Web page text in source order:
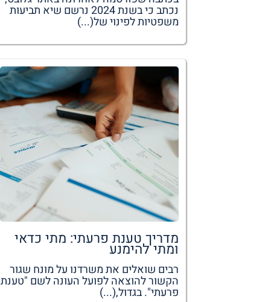
נכתב כי בשנת 2024 נרשם שיא תביעות
משפטיות לפינוי של(...)
מדריך טענת פרעתי: מתי כדאי
ומתי להימנע
רבים שואלים את משרדנו על מונח שגור
הקשור להוצאה לפועל העונה לשם "טענת
פרעתי". בגדול,(...)